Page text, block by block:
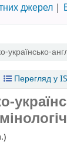
джерел
українсько-
Перегляд у